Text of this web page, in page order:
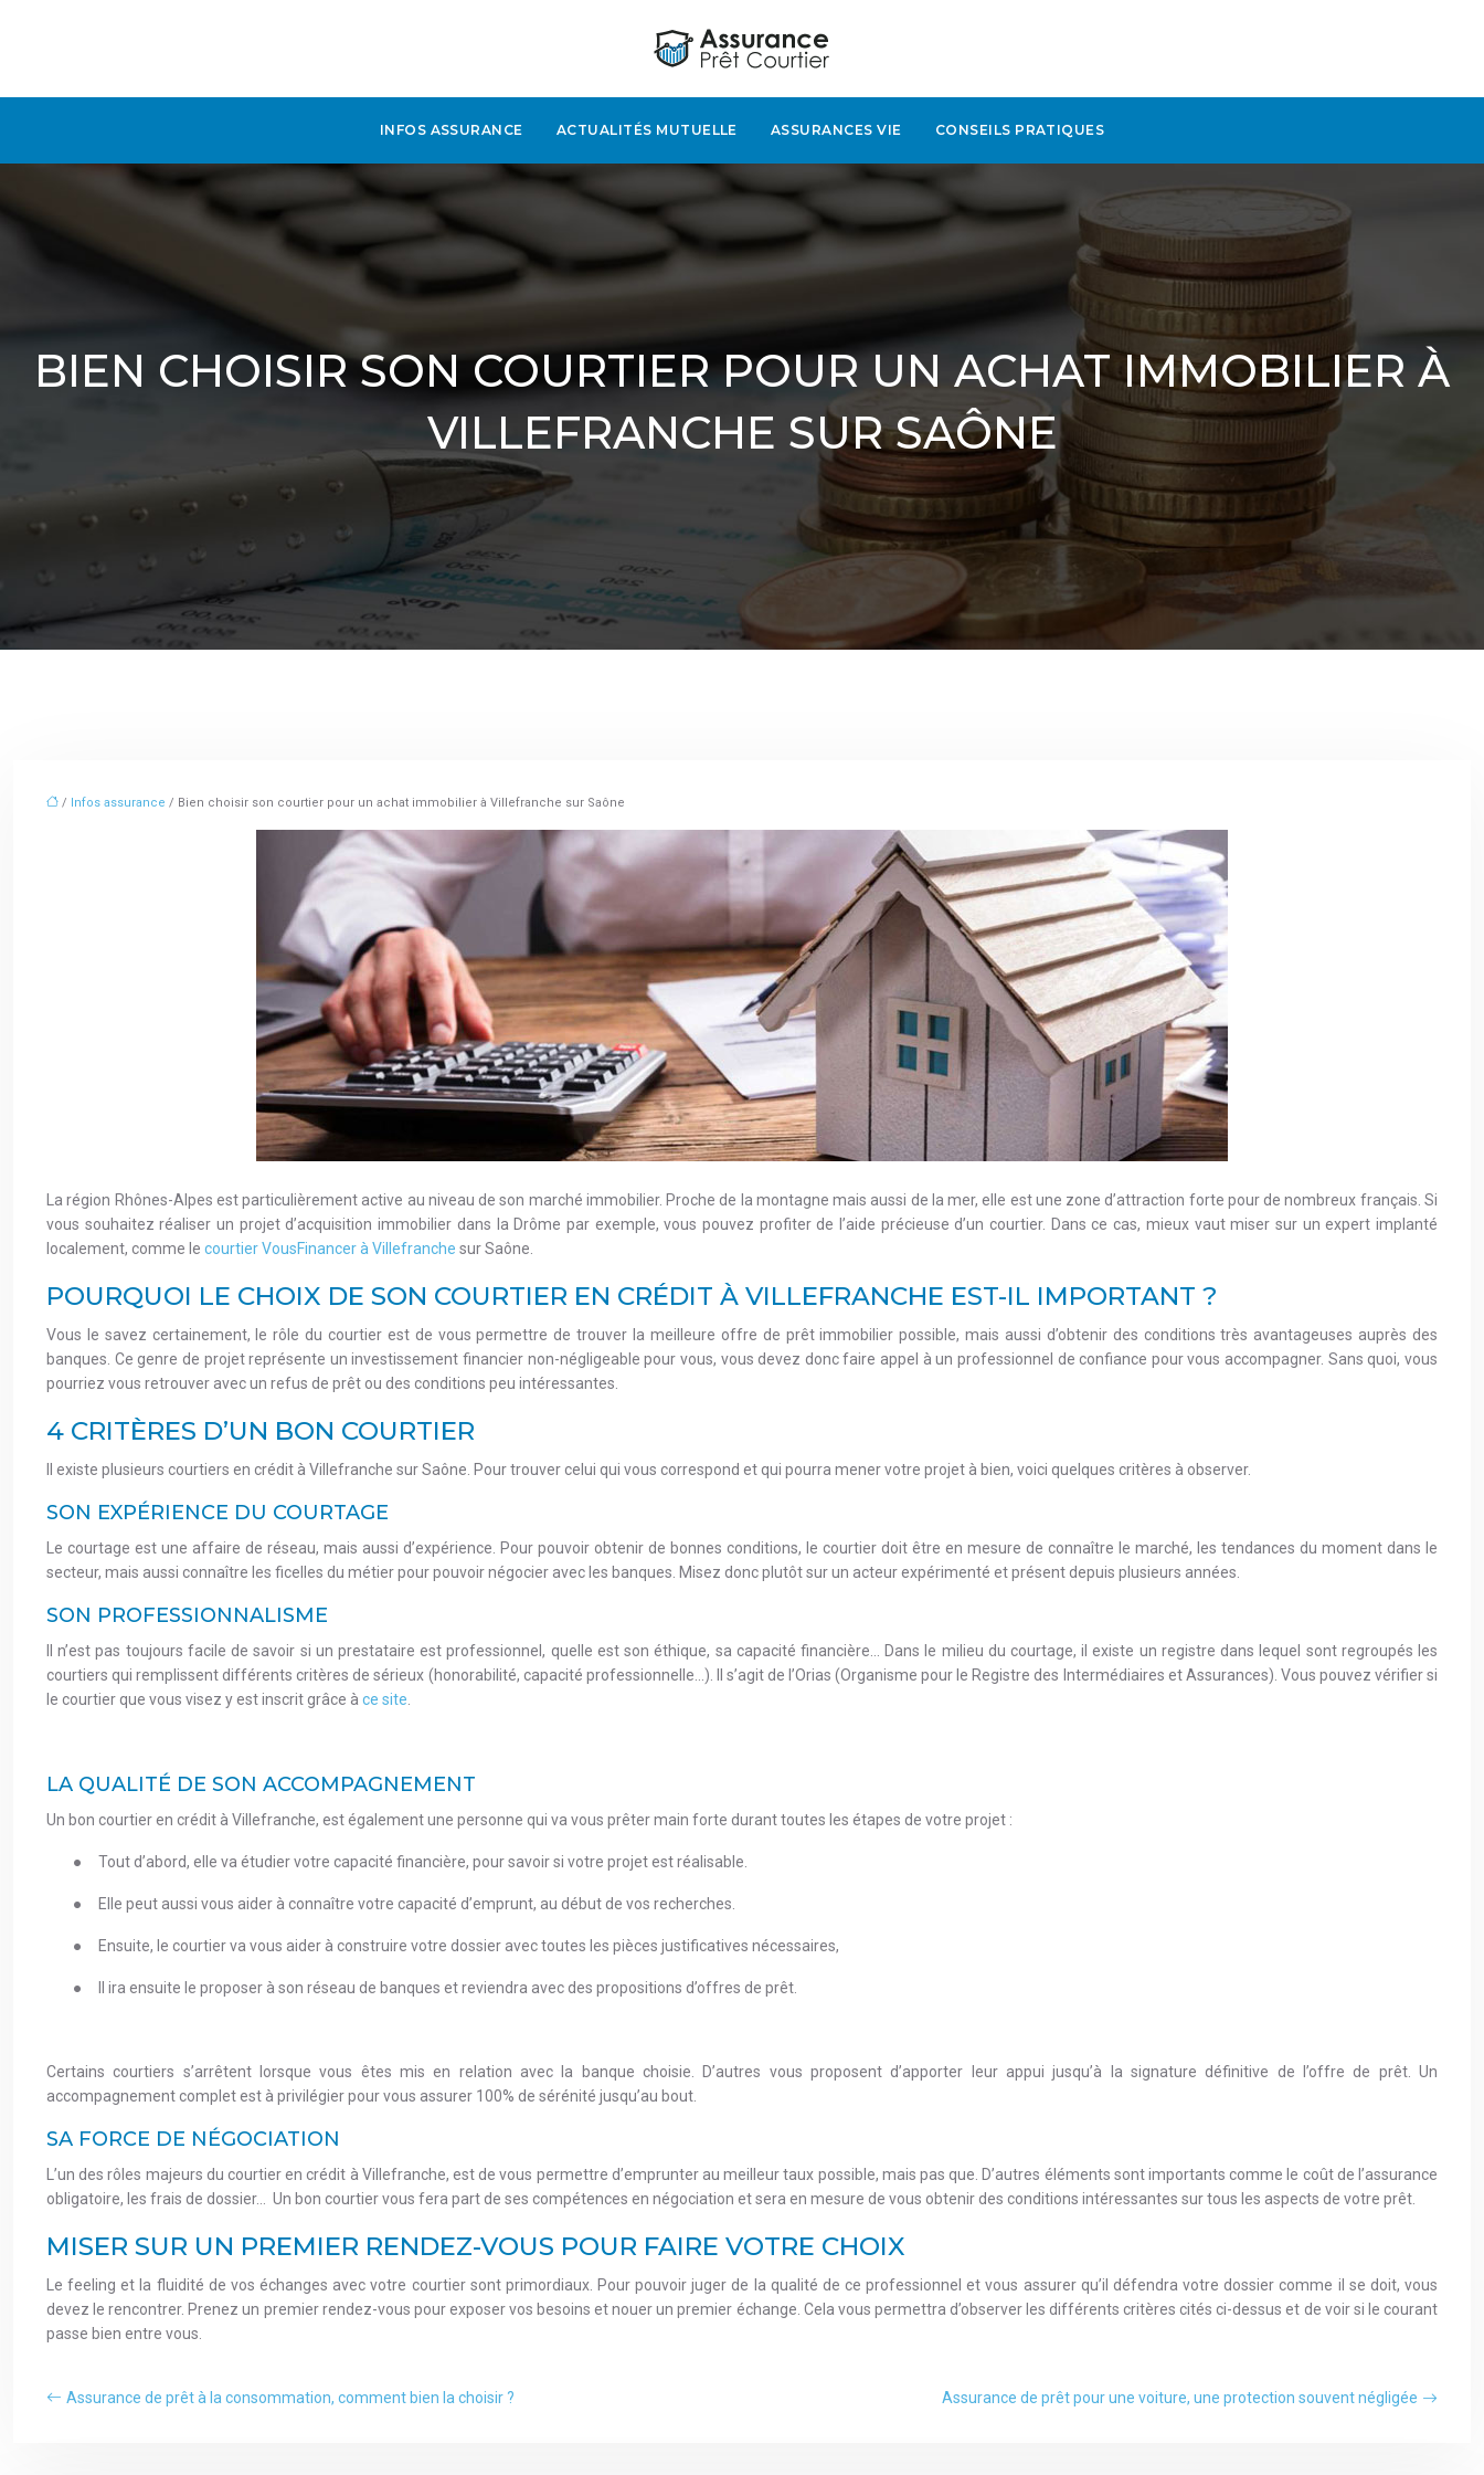
INFOS ASSURANCE ACTUALITÉS MUTUELLE ASSURANCES VIE CONSEILS PRATIQUES
BIEN CHOISIR SON COURTIER POUR UN ACHAT IMMOBILIER À
VILLEFRANCHE SUR SAÔNE
/ Infos assurance / Bien choisir son courtier pour un achat immobilier à Villefranche sur Saône
La région Rhônes-Alpes est particulièrement active au niveau de son marché immobilier. Proche de la montagne mais aussi de la mer, elle est une zone d’attraction forte pour de nombreux français. Si
vous souhaitez réaliser un projet d’acquisition immobilier dans la Drôme par exemple, vous pouvez profiter de l’aide précieuse d’un courtier. Dans ce cas, mieux vaut miser sur un expert implanté
localement, comme le courtier VousFinancer à Villefranche sur Saône.
POURQUOI LE CHOIX DE SON COURTIER EN CRÉDIT À VILLEFRANCHE EST-IL IMPORTANT ?
Vous le savez certainement, le rôle du courtier est de vous permettre de trouver la meilleure offre de prêt immobilier possible, mais aussi d’obtenir des conditions très avantageuses auprès des
banques. Ce genre de projet représente un investissement financier non-négligeable pour vous, vous devez donc faire appel à un professionnel de confiance pour vous accompagner. Sans quoi, vous
pourriez vous retrouver avec un refus de prêt ou des conditions peu intéressantes.
4 CRITÈRES D’UN BON COURTIER
Il existe plusieurs courtiers en crédit à Villefranche sur Saône. Pour trouver celui qui vous correspond et qui pourra mener votre projet à bien, voici quelques critères à observer.
SON EXPÉRIENCE DU COURTAGE
Le courtage est une affaire de réseau, mais aussi d’expérience. Pour pouvoir obtenir de bonnes conditions, le courtier doit être en mesure de connaître le marché, les tendances du moment dans le
secteur, mais aussi connaître les ficelles du métier pour pouvoir négocier avec les banques. Misez donc plutôt sur un acteur expérimenté et présent depuis plusieurs années.
SON PROFESSIONNALISME
Il n’est pas toujours facile de savoir si un prestataire est professionnel, quelle est son éthique, sa capacité financière… Dans le milieu du courtage, il existe un registre dans lequel sont regroupés les
courtiers qui remplissent différents critères de sérieux (honorabilité, capacité professionnelle…). Il s’agit de l’Orias (Organisme pour le Registre des Intermédiaires et Assurances). Vous pouvez vérifier si
le courtier que vous visez y est inscrit grâce à ce site
LA QUALITÉ DE SON ACCOMPAGNEMENT
Un bon courtier en crédit à Villefranche, est également une personne qui va vous prêter main forte durant toutes les étapes de votre projet :
● Tout d’abord, elle va étudier votre capacité financière, pour savoir si votre projet est réalisable.
● Elle peut aussi vous aider à connaître votre capacité d’emprunt, au début de vos recherches.
● Ensuite, le courtier va vous aider à construire votre dossier avec toutes les pièces justificatives nécessaires,
● Il ira ensuite le proposer à son réseau de banques et reviendra avec des propositions d’offres de prêt.
Certains courtiers s’arrêtent lorsque vous êtes mis en relation avec la banque choisie. D’autres vous proposent d’apporter leur appui jusqu’à la signature définitive de l’offre de prêt. Un
accompagnement complet est à privilégier pour vous assurer 100% de sérénité jusqu’au bout.
SA FORCE DE NÉGOCIATION
L’un des rôles majeurs du courtier en crédit à Villefranche, est de vous permettre d’emprunter au meilleur taux possible, mais pas que. D’autres éléments sont importants comme le coût de l’assurance
obligatoire, les frais de dossier… Un bon courtier vous fera part de ses compétences en négociation et sera en mesure de vous obtenir des conditions intéressantes sur tous les aspects de votre prêt.
MISER SUR UN PREMIER RENDEZ-VOUS POUR FAIRE VOTRE CHOIX
Le feeling et la fluidité de vos échanges avec votre courtier sont primordiaux. Pour pouvoir juger de la qualité de ce professionnel et vous assurer qu’il défendra votre dossier comme il se doit, vous
devez le rencontrer. Prenez un premier rendez-vous pour exposer vos besoins et nouer un premier échange. Cela vous permettra d’observer les différents critères cités ci-dessus et de voir si le courant
passe bien entre vous.
Assurance de prêt à la consommation, comment bien la choisir ? Assurance de prêt pour une voiture, une protection souvent négligée